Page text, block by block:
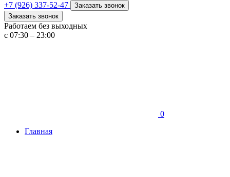
+7 (926) 337-52-47
Заказать звонок
Заказать звонок
Работаем без выходных
с 07:30 – 23:00
0
Главная